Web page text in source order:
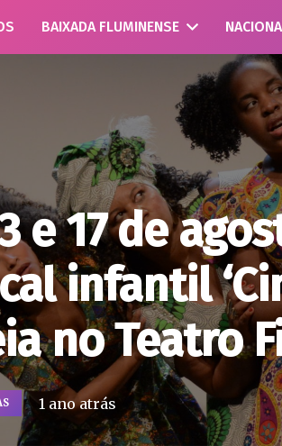
BAIXADA FLUMINENSE
e 17 de
infantil
no Teatro
1 ano atrás